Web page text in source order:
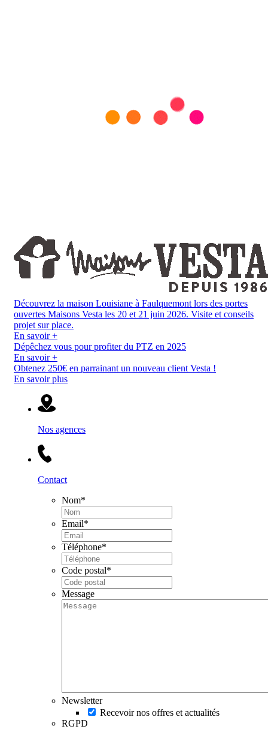
Découvrez la maison Louisiane à Faulquemont lors des portes
ouvertes Maisons Vesta les 20 et 21 juin 2026. Visite et conseils
projet sur place.
En savoir +
Dépêchez vous pour profiter du PTZ en 2025
En savoir +
Obtenez 250€ en parrainant un nouveau client Vesta !
En savoir plus
Nos agences
Contact
Nom*
Email*
Téléphone*
Code postal*
Message
Newsletter
Recevoir nos offres et actualités
RGPD